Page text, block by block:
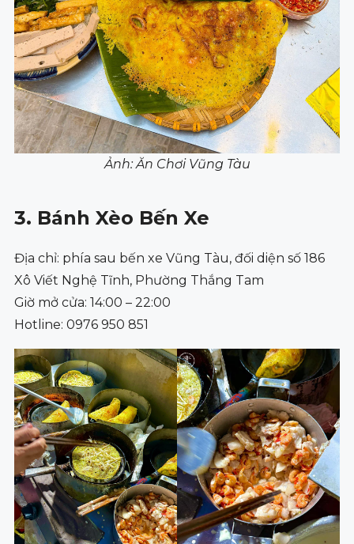
Ảnh: Ăn Chơi Vũng Tàu
3. Bánh Xèo Bến Xe
Địa chỉ: phía sau bến xe Vũng Tàu, đối diện số 186
Xô Viết Nghệ Tĩnh, Phường Thắng Tam
Giờ mở cửa: 14:00 – 22:00
Hotline: 0976 950 851